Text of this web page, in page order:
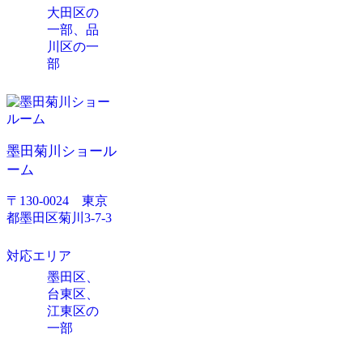
大田区の
一部、品
川区の一
部
墨田菊川ショール
ーム
〒130-0024 東京
都墨田区菊川3-7-3
対応エリア
墨田区、
台東区、
江東区の
一部